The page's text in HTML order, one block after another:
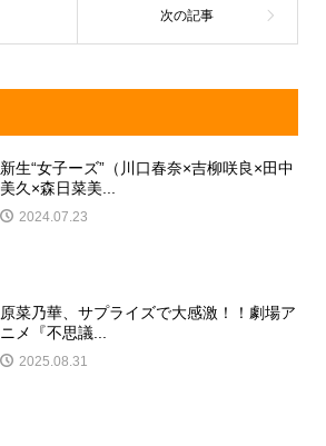
k
新生“女子ーズ”（川口春奈×吉柳咲良×田中
美久×森日菜美...
2024.07.23
原菜乃華、サプライズで大感激！！劇場ア
ニメ『不思議...
2025.08.31